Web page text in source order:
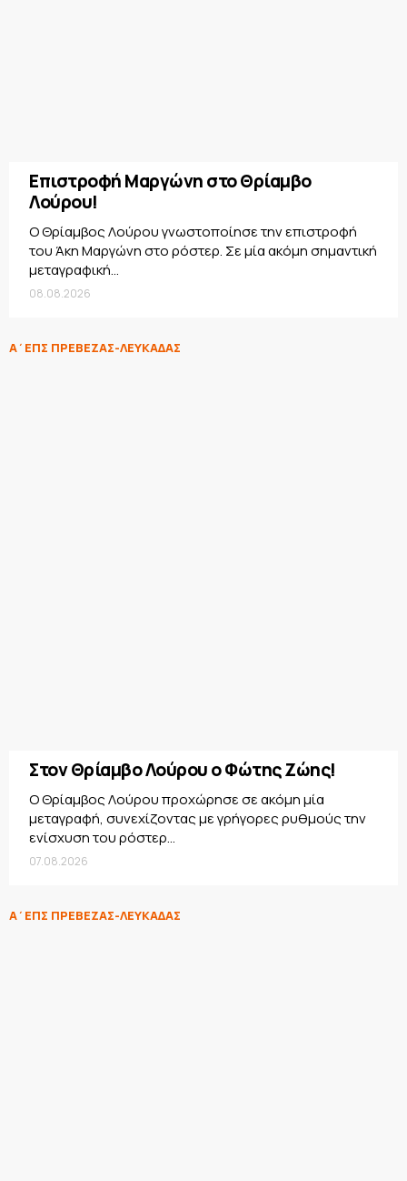
Επιστροφή Μαργώνη στο Θρίαμβο
Λούρου!
Ο Θρίαμβος Λούρου γνωστοποίησε την επιστροφή
του Άκη Μαργώνη στο ρόστερ. Σε μία ακόμη σημαντική
μεταγραφική...
08.08.2026
Α΄ΕΠΣ ΠΡΕΒΕΖΑΣ-ΛΕΥΚΑΔΑΣ
Στον Θρίαμβο Λούρου ο Φώτης Ζώης!
Ο Θρίαμβος Λούρου προχώρησε σε ακόμη μία
μεταγραφή, συνεχίζοντας με γρήγορες ρυθμούς την
ενίσχυση του ρόστερ...
07.08.2026
Α΄ΕΠΣ ΠΡΕΒΕΖΑΣ-ΛΕΥΚΑΔΑΣ